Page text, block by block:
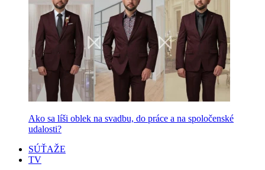
Ako sa líši oblek na svadbu, do práce a na spoločenské
udalosti?
SÚŤAŽE
TV